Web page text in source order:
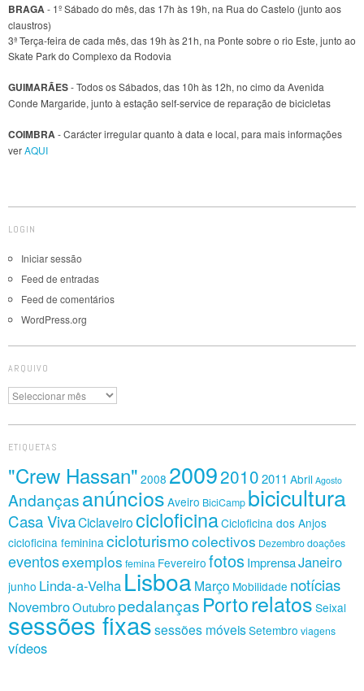
BRAGA - 1º Sábado do mês, das 17h às 19h, na Rua do Castelo (junto aos
claustros)
3ª Terça-feira de cada mês, das 19h às 21h, na Ponte sobre o rio Este, junto ao
Skate Park do Complexo da Rodovia
GUIMARÃES- Todos os Sábados, das 10h às 12h, no cimo da Avenida
Conde Margaride, junto à estação self-service de reparação de bicicletas
COIMBRA- Carácter irregular quanto à data e local, para mais informações
verAQUI
LOGIN
Iniciar sessão
Feed de entradas
Feed de comentários
WordPress.org
ARQUIVO
Arquivo
ETIQUETAS
"Crew Hassan" 2008 200920102011 Abril Agosto
Andançasanúncios Aveiro BiciCamp bicicultura
Casa VivaCiclaveirocicloficinaCicloficina dos Anjos
cicloficina feminina cicloturismocolectivos Dezembrodoações
eventosexemplos femina Fevereiro fotos ImprensaJaneiro
junho Linda-a-Velha LisboaMarço Mobilidade notícias
NovembroOutubropedalanças Portorelatos Seixal
sessões fixassessões móveisSetembro viagens
vídeos